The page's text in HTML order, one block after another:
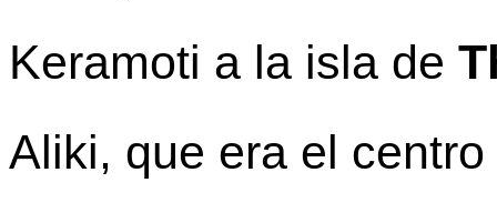
Keramoti a la isla de
Aliki, que era el